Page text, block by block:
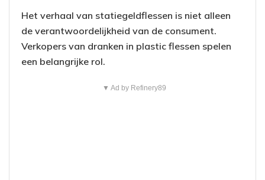
Het verhaal van statiegeldflessen is niet alleen
de verantwoordelijkheid van de consument.
Verkopers van dranken in plastic flessen spelen
een belangrijke rol.
▼ Ad by Refinery89